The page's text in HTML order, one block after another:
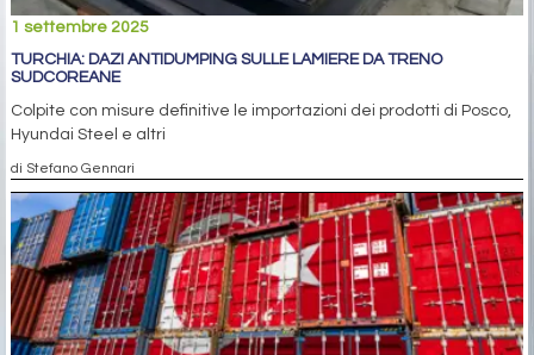
1 settembre 2025
TURCHIA: DAZI ANTIDUMPING SULLE LAMIERE DA TRENO
SUDCOREANE
Colpite con misure definitive le importazioni dei prodotti di Posco,
Hyundai Steel e altri
di Stefano Gennari